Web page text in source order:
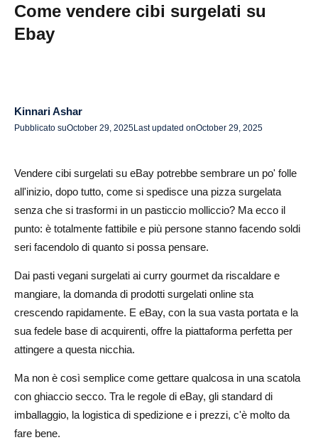
Istantanea del caso: espansione di un'azienda di pasti
Le nicchie di alimenti surgelati più vendute su eBay
Etichetta privata e vendita all'ingrosso: cosa è scalabile
Collaborazione con co-confezionatori alimentari certificati
Esplorazione del supporto di nicchia di AliDrop per i
venditori di prodotti surgelati
Come creare inserzioni eBay che convertono
effettivamente (Frozen Edition)
Creazione di titoli ottimizzati per la SEO che attirino clic
Descrizioni che vendono l'esperienza, non solo il
prodotto
Strategia per il formato delle inserzioni: prezzo fisso,
pacchetti o offerte a tempo limitato
Come vendere cibi surgelati su
Ebay
Kinnari Ashar
Pubblicato suOctober 29, 2025Last updated onOctober 29, 2025
Vendere cibi surgelati su eBay potrebbe sembrare un po' folle
all'inizio, dopo tutto, come si spedisce una pizza surgelata
senza che si trasformi in un pasticcio molliccio? Ma ecco il
punto: è totalmente fattibile e più persone stanno facendo soldi
seri facendolo di quanto si possa pensare.
Dai pasti vegani surgelati ai curry gourmet da riscaldare e
mangiare, la domanda di prodotti surgelati online sta
crescendo rapidamente. E eBay, con la sua vasta portata e la
sua fedele base di acquirenti, offre la piattaforma perfetta per
attingere a questa nicchia.
Ma non è così semplice come gettare qualcosa in una scatola
con ghiaccio secco. Tra le regole di eBay, gli standard di
imballaggio, la logistica di spedizione e i prezzi, c'è molto da
fare bene.